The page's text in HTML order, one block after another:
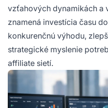
vzťahových dynamikách a
znamená investícia času
konkurenčnú výhodu,
strategické myslenie
affiliate sietí.